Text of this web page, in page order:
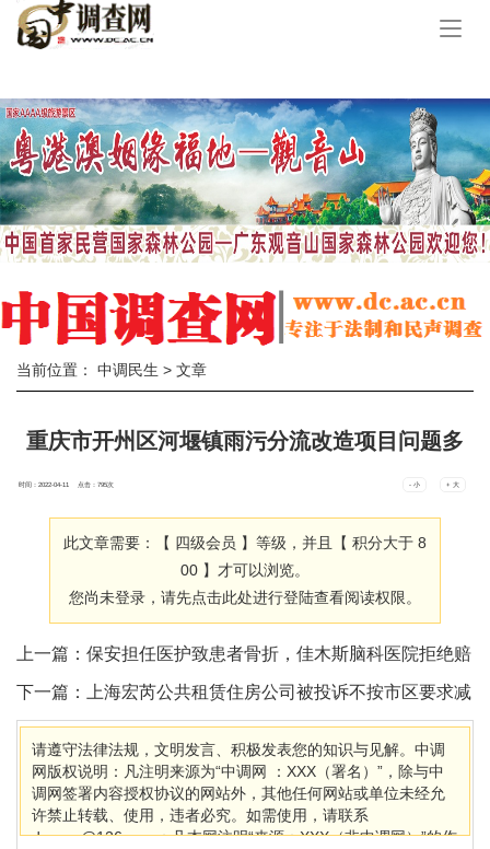
手
当前位置： 中调民生 > 文章
重庆市开州区河堰镇雨污分流改造项目问题多
时间：2022-04-11 点击：795次 - 小 + 大
此文章需要：【 四级会员 】等级，并且【 积分大于 8
00 】才可以浏览。
您尚未登录， 请先点击此处进行登陆查看阅读权限。
上一篇： 保安担任医护致患者骨折，佳木斯脑科医院拒绝赔
偿
下一篇： 上海宏芮公共租赁住房公司被投诉不按市区要求减
免房租
请遵守法律法规，文明发言、积极发表您的知识与见解。中调
网版权说明：凡注明来源为“中调网 ：XXX（署名）”，除与中
调网签署内容授权协议的网站外，其他任何网站或单位未经允
许禁止转载、使用，违者必究。如需使用，请联系
dcaccn@126.com；凡本网注明“来源：XXX（非中调网）”的作